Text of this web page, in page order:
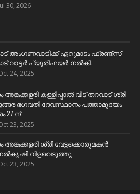
30, 2026
അംഗണവാടിക്ക് ഏറുമാടം ഫ്രണ്ട്സ്
വാട്ടർ പ്യൂരിഫയർ നൽകി.
24, 2025
അങ്കക്കളരി കള്ളിപ്പാൽ വീട് തറവാട് ശ്രീ
ഭഗവതി ദേവസ്ഥാനം പത്താമുദയം
27 ന്
23, 2025
അങ്കക്കളരി ശ്രീ വേട്ടക്കൊരുമകൻ
വിളവെടുത്തു
23, 2025